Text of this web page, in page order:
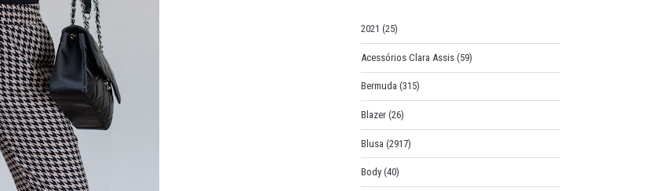
r
:
2021 (25)
Acessórios Clara Assis (59)
Bermuda (315)
Blazer (26)
Blusa (2917)
Body (40)